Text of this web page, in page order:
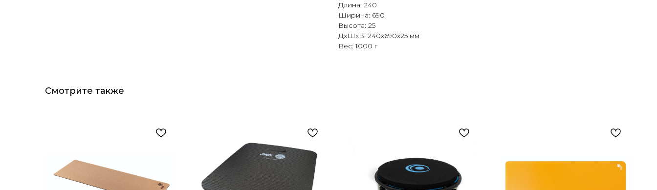
Длина: 240
Ширина: 690
Высота: 25
ДxШxВ: 240x690x25 мм
Вес: 1000 г
Смотрите также